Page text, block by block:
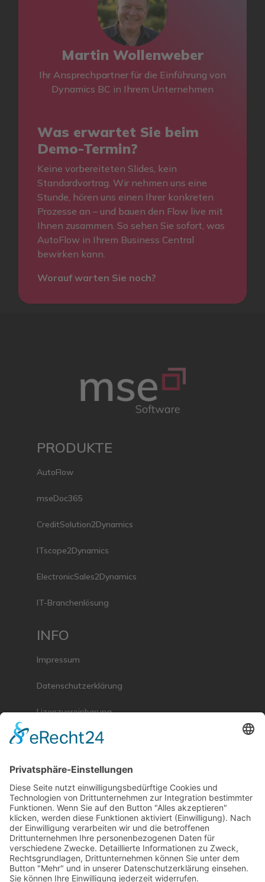
Martin Wollenweber
Ihr Ansprechpartner für die Einführung von
Dynamics BC in Ihrem Unternehmen
Was erwartet Sie beim
Demo-Termin?
Keine vorbereiteten Slides, kein
Standardvortrag. Wir nehmen uns eine
Stunde, hören uns einen Ihrer konkreten
Prozesse an – und bauen den Flow live mit
Ihnen zusammen. So sehen Sie sofort, was
AutoFlow in Ihrem Business Central
bewirken kann.
Worauf warten Sie noch?
PRODUKTE
AutoFlow
mseDoc365
CreditSolution2Dynamics
ITscope2Dynamics
ElectronicSales2Dynamics
IT-Branchenlösung
INFO
Impressum
Datenschutzerklärung
Lizenzvereinbarung
mse Gruppe (extern)
Sitemap
KONTAKT
mse Software GmbH
Rheinpromenade 13
40789 Monheim am Rhein
Tel: +49 2173 - 99300-0